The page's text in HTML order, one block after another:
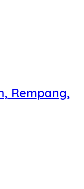
Rempang,